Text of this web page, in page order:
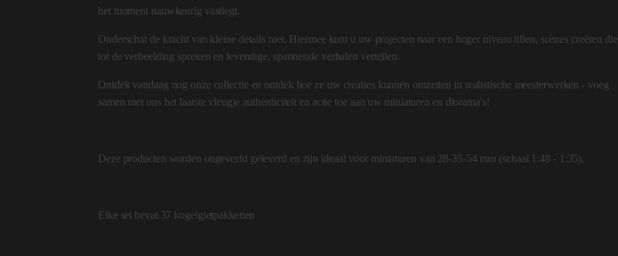
het moment nauwkeurig vastlegt.
Onderschat de kracht van kleine details niet. Hiermee kunt u uw projecten naar een hoger niveau tillen, scènes creëren die
tot de verbeelding spreken en levendige, spannende verhalen vertellen.
Ontdek vandaag nog onze collectie en ontdek hoe ze uw creaties kunnen omzetten in realistische meesterwerken - voeg
samen met ons het laatste vleugje authenticiteit en actie toe aan uw miniaturen en diorama's!
Deze producten worden ongeverfd geleverd en zijn ideaal voor miniaturen van 28-35-54 mm (schaal 1:48 - 1:35).
Elke set bevat 37 kogelgietpakketten